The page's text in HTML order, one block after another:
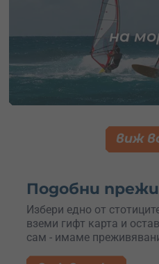
на
виж
Подобни
Избери едно от
вземи гифт карта и
сам - имаме